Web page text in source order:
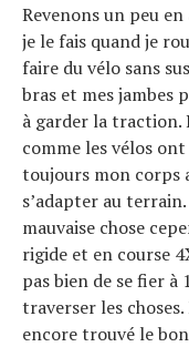
Revenons un peu
je le fais quand je
faire du vélo sans
bras et mes jambes
à garder la traction.
comme les vélos
toujours mon corps
s’adapter au
mauvaise chose
rigide et en course
pas bien de se fier à
traverser les
encore trouvé le